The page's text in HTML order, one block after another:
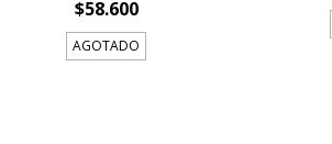
$58.600
AGOTADO